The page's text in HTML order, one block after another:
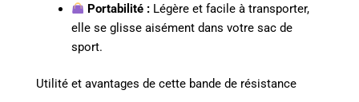
Portabilité : Légère et facile à transporter,
elle se glisse aisément dans votre sac de
sport.
Utilité et avantages de cette bande de résistance